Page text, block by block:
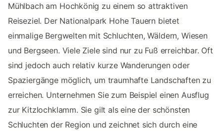
Mühlbach am Hochkönig zu einem so attraktiven
Reiseziel. Der Nationalpark Hohe Tauern bietet
einmalige Bergwelten mit Schluchten, Wäldern, Wiesen
und Bergseen. Viele Ziele sind nur zu Fuß erreichbar. Oft
sind jedoch auch relativ kurze Wanderungen oder
Spaziergänge möglich, um traumhafte Landschaften zu
erreichen. Unternehmen Sie zum Beispiel einen Ausflug
zur Kitzlochklamm. Sie gilt als eine der schönsten
Schluchten der Region und zeichnet sich durch eine